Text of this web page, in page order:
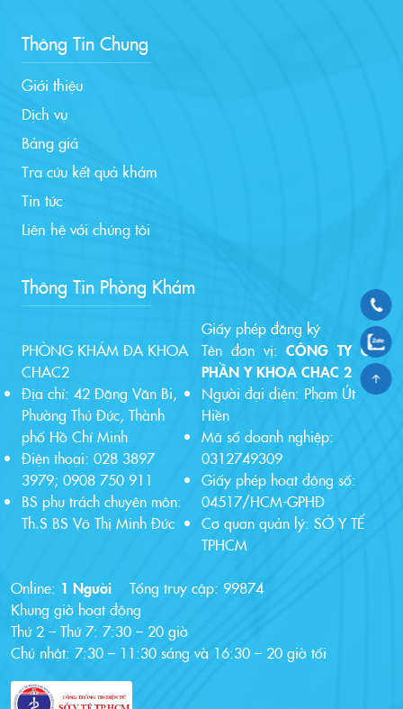
Thông Tin Chung
Giới thiệu
Dịch vụ
Bảng giá
Tra cứu kết quả khám
Tin tức
Liên hệ với chúng tôi
Thông Tin Phòng Khám
PHÒNG KHÁM ĐA KHOA
CHAC2
Địa chỉ: 42 Đặng Văn Bi,
Phường Thủ Đức, Thành
phố Hồ Chí Minh
Điện thoại: 028 3897
3979; 0908 750 911
BS phụ trách chuyên môn:
Th.S BS Võ Thị Minh Đức
Giấy phép đăng ký
Tên đơn vị:CÔNG TY CỔ
PHẦN Y KHOA CHAC 2
Người đại diện: Phạm Út
Hiền
Mã số doanh nghiệp:
0312749309
Giấy phép hoạt động số:
04517/HCM-GPHĐ
Cơ quan quản lý: SỞ Y TẾ
TPHCM
Online: 1 Người Tổng truy cập: 99874
Khung giờ hoạt động
Thứ 2 – Thứ 7: 7:30 – 20 giờ
Chủ nhật: 7:30 – 11:30 sáng và 16:30 – 20 giờ tối